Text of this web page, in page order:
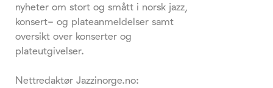
nyheter om stort og smått i norsk jazz,
konsert- og plateanmeldelser samt
oversikt over konserter og
plateutgivelser.
Nettredaktør Jazzinorge.no: